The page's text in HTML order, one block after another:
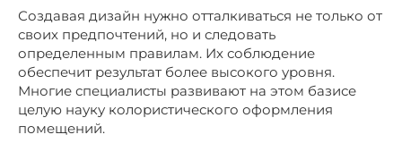
Создавая дизайн нужно отталкиваться не только от
своих предпочтений, но и следовать
определенным правилам. Их соблюдение
обеспечит результат более высокого уровня.
Многие специалисты развивают на этом базисе
целую науку колористического оформления
помещений.